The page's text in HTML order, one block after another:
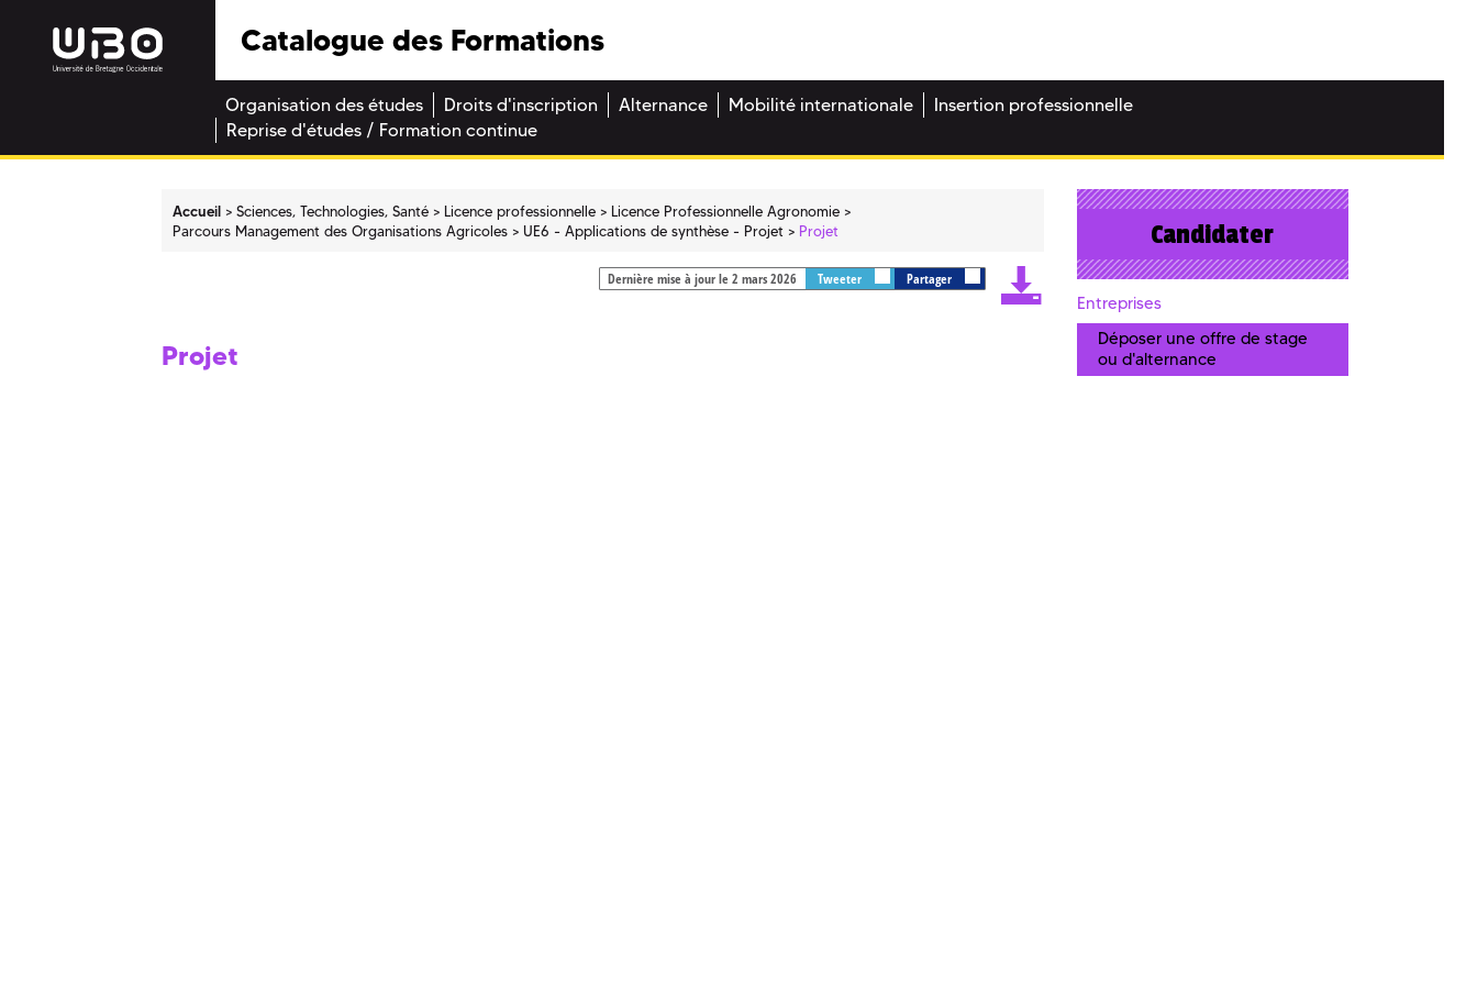
Catalogue des Formations
Organisation des études Droits d'inscription Alternance Mobilité internationale
Insertion professionnelle
Reprise d'études / Formation continue
Accueil Sciences, Technologies, Santé Licence professionnelle
Licence Professionnelle Agronomie
Parcours Management des Organisations Agricoles
UE6 - Applications de synthèse - Projet Projet
Dernière mise à jour le 2 mars 2026 Tweeter Partager
Projet
Candidater
Entreprises
Déposer une offre de stage
ou d'alternance